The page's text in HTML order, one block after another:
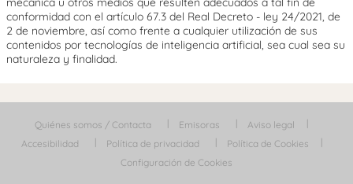
conformidad con el artículo 67.3 del Real Decreto - ley 24/2021, de
2 de noviembre, así como frente a cualquier utilización de sus
contenidos por tecnologías de inteligencia artificial, sea cual sea su
naturaleza y finalidad.
Quiénes somos / Contacta Emisoras
Aviso legal
Accesibilidad
Política de privacidad
Política de Cookies
Configuración de Cookies